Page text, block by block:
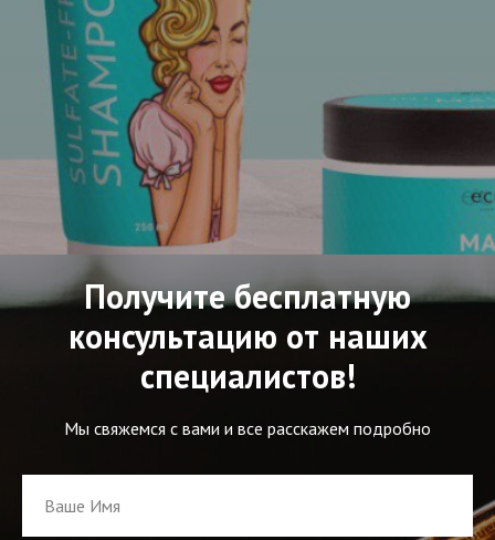
Получите бесплатную
консультацию от наших
специалистов!
Мы свяжемся с вами и все расскажем подробно